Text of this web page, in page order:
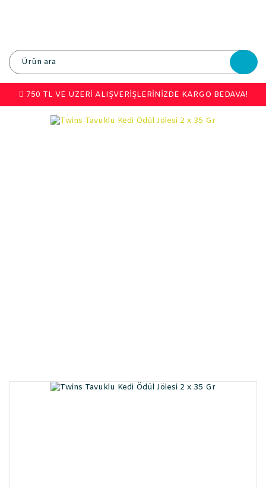
750 TL VE ÜZERİ ALIŞVERİŞLERİNİZDE KARGO BEDAVA!